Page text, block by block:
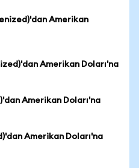
Amerikan
Amerikan Doları'na
Amerikan Doları'na
Amerikan Doları'na